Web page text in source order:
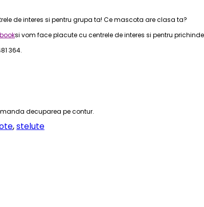
de interes si pentru grupa ta! Ce mascota are clasa ta?
si vom face placute cu centrele de interes si pentru
364.
decuparea pe contur.
,stelute